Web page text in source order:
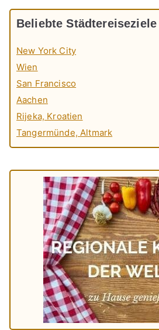
Beliebte Städtereiseziele
New York City
Wien
San Francisco
Aachen
Rijeka, Kroatien
Tangermünde, Altmark